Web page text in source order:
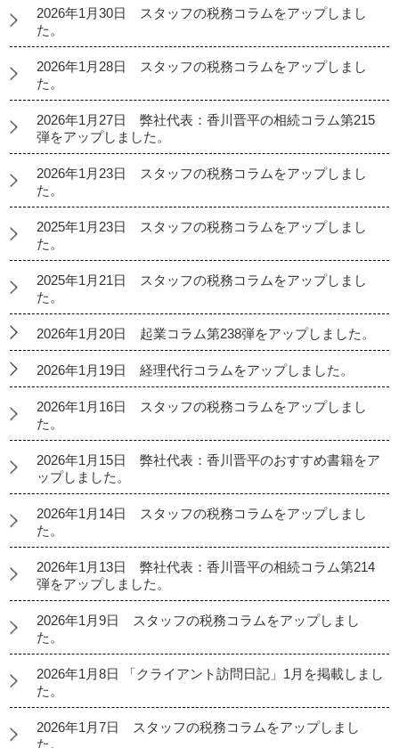
2026年1月30日 スタッフの税務コラムをアップしまし
た。
2026年1月28日 スタッフの税務コラムをアップしまし
た。
2026年1月27日 弊社代表：香川晋平の相続コラム第215
弾をアップしました。
2026年1月23日 スタッフの税務コラムをアップしまし
た。
2025年1月23日 スタッフの税務コラムをアップしまし
た。
2025年1月21日 スタッフの税務コラムをアップしまし
た。
2026年1月20日 起業コラム第238弾をアップしました。
2026年1月19日 経理代行コラムをアップしました。
2026年1月16日 スタッフの税務コラムをアップしまし
た。
2026年1月15日 弊社代表：香川晋平のおすすめ書籍をア
ップしました。
2026年1月14日 スタッフの税務コラムをアップしまし
た。
2026年1月13日 弊社代表：香川晋平の相続コラム第214
弾をアップしました。
2026年1月9日 スタッフの税務コラムをアップしまし
た。
2026年1月8日 「クライアント訪問日記」1月を掲載しまし
た。
2026年1月7日 スタッフの税務コラムをアップしまし
た。